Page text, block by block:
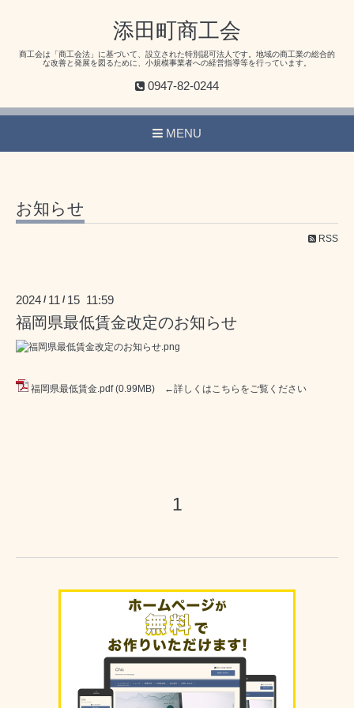
添田町商工会
商工会は「商工会法」に基づいて、設立された特別認可法人です。地域の商工業の総合的
な改善と発展を図るために、小規模事業者への経営指導等を行っています。
0947-82-0244
MENU
お知らせ
RSS
2024 / 11 / 15 11:59
福岡県最低賃金改定のお知らせ
福岡県最低賃金.pdf (0.99MB) ←詳しくはこちらをご覧ください
1